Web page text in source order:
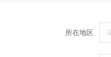
所在地区